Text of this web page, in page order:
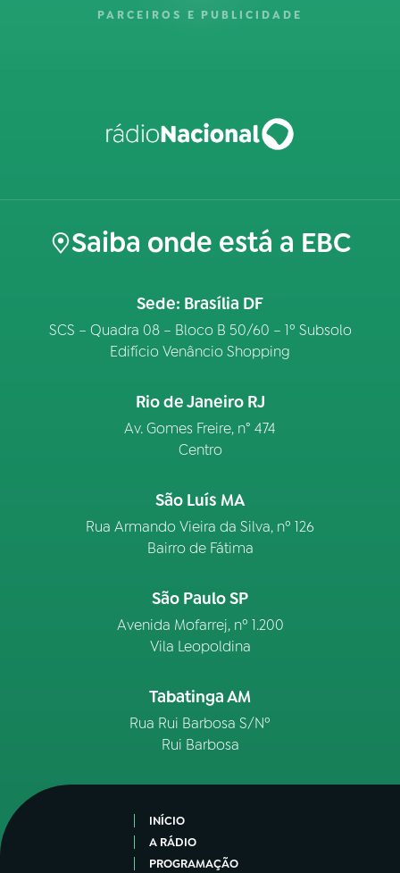
PARCEIROS E PUBLICIDADE
Saiba onde está a EBC
Sede: Brasília DF
SCS – Quadra 08 – Bloco B 50/60 – 1º Subsolo
Edifício Venâncio Shopping
Rio de Janeiro RJ
Av. Gomes Freire, n° 474
Centro
São Luís MA
Rua Armando Vieira da Silva, nº 126
Bairro de Fátima
São Paulo SP
Avenida Mofarrej, nº 1.200
Vila Leopoldina
Tabatinga AM
Rua Rui Barbosa S/Nº
Rui Barbosa
INÍCIO
A RÁDIO
PROGRAMAÇÃO